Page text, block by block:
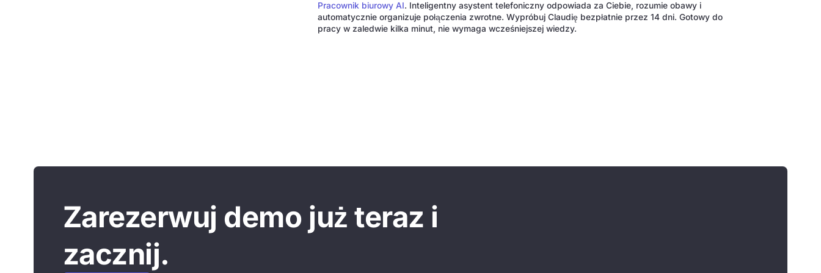
Pracownik biurowy AI. Inteligentny asystent telefoniczny odpowiada za Ciebie, rozumie obawy i
automatycznie organizuje połączenia zwrotne. Wypróbuj Claudię bezpłatnie przez 14 dni. Gotowy do
pracy w zaledwie kilka minut, nie wymaga wcześniejszej wiedzy.
Zarezerwuj demo już teraz i
zacznij.